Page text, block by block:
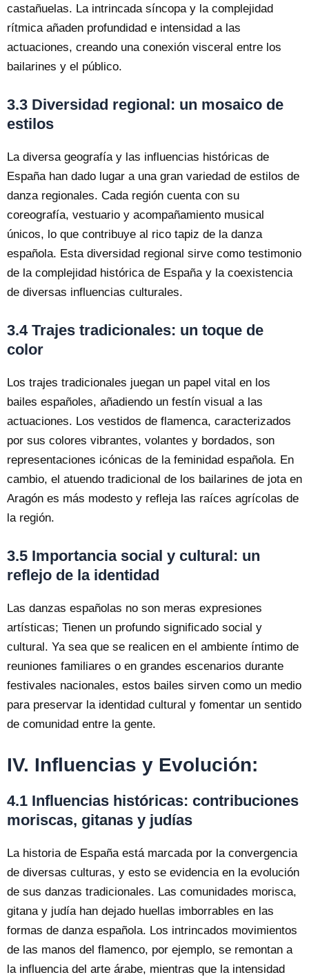
castañuelas. La intrincada síncopa y la complejidad
rítmica añaden profundidad e intensidad a las
actuaciones, creando una conexión visceral entre los
bailarines y el público.
3.3 Diversidad regional: un mosaico de
estilos
La diversa geografía y las influencias históricas de
España han dado lugar a una gran variedad de estilos de
danza regionales. Cada región cuenta con su
coreografía, vestuario y acompañamiento musical
únicos, lo que contribuye al rico tapiz de la danza
española. Esta diversidad regional sirve como testimonio
de la complejidad histórica de España y la coexistencia
de diversas influencias culturales.
3.4 Trajes tradicionales: un toque de
color
Los trajes tradicionales juegan un papel vital en los
bailes españoles, añadiendo un festín visual a las
actuaciones. Los vestidos de flamenca, caracterizados
por sus colores vibrantes, volantes y bordados, son
representaciones icónicas de la feminidad española. En
cambio, el atuendo tradicional de los bailarines de jota en
Aragón es más modesto y refleja las raíces agrícolas de
la región.
3.5 Importancia social y cultural: un
reflejo de la identidad
Las danzas españolas no son meras expresiones
artísticas; Tienen un profundo significado social y
cultural. Ya sea que se realicen en el ambiente íntimo de
reuniones familiares o en grandes escenarios durante
festivales nacionales, estos bailes sirven como un medio
para preservar la identidad cultural y fomentar un sentido
de comunidad entre la gente.
IV. Influencias y Evolución:
4.1 Influencias históricas: contribuciones
moriscas, gitanas y judías
La historia de España está marcada por la convergencia
de diversas culturas, y esto se evidencia en la evolución
de sus danzas tradicionales. Las comunidades morisca,
gitana y judía han dejado huellas imborrables en las
formas de danza española. Los intrincados movimientos
de las manos del flamenco, por ejemplo, se remontan a
la influencia del arte árabe, mientras que la intensidad